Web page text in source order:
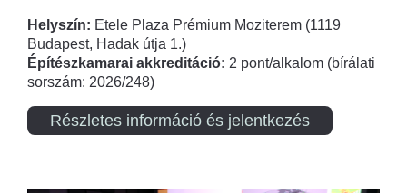
Helyszín: Etele Plaza Prémium Moziterem (1119
Budapest, Hadak útja 1.)
Építészkamarai akkreditáció: 2 pont/alkalom (bírálati
sorszám: 2026/248)
Részletes információ és jelentkezés